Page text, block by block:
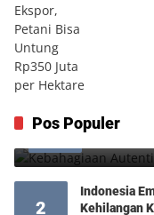
Pos Populer
1
2
Indonesia
Kehilangan